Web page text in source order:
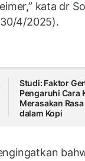
kata dr
4/2025).
Studi: Faktor
Pengaruhi Cara
Merasakan
dalam Kopi